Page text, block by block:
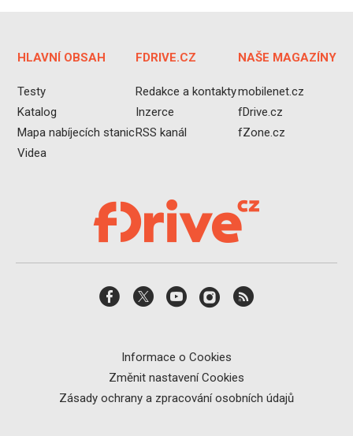
HLAVNÍ OBSAH
Testy
Katalog
Mapa nabíjecích stanic
Videa
FDRIVE.CZ
Redakce a kontakty
Inzerce
RSS kanál
NAŠE MAGAZÍNY
mobilenet.cz
fDrive.cz
fZone.cz
Informace o Cookies
Změnit nastavení Cookies
Zásady ochrany a zpracování osobních údajů